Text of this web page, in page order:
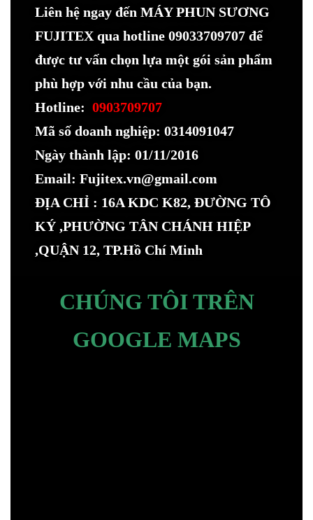
Liên hệ ngay đến MÁY PHUN SƯƠNG
FUJITEX qua hotline 09033709707 để
được tư vấn chọn lựa một gói sản phẩm
phù hợp với nhu cầu của bạn.
Hotline: 0903709707
Mã số doanh nghiệp: 0314091047
Ngày thành lập: 01/11/2016
Email: Fujitex.vn@gmail.com
ĐỊA CHỈ : 16A KDC K82, ĐƯỜNG TÔ
KÝ ,PHƯỜNG TÂN CHÁNH HIỆP
,QUẬN 12, TP.Hồ Chí Minh
CHÚNG TÔI TRÊN
GOOGLE MAPS